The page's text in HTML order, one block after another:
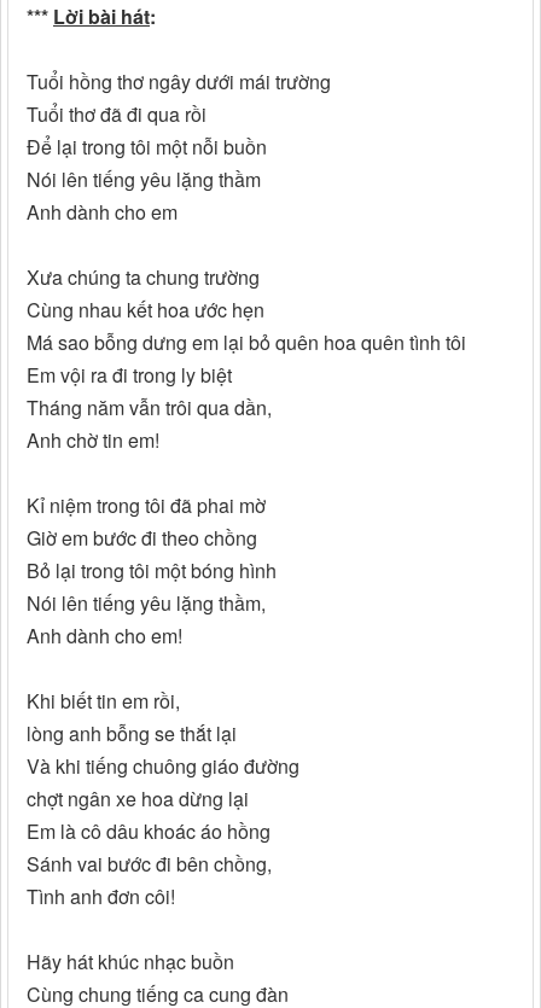
*** Lời bài hát:
Tuổi hồng thơ ngây dưới mái trường
Tuổi thơ đã đi qua rồi
Để lại trong tôi một nỗi buồn
Nói lên tiếng yêu lặng thầm
Anh dành cho em
Xưa chúng ta chung trường
Cùng nhau kết hoa ước hẹn
Má sao bỗng dưng em lại bỏ quên hoa quên tình tôi
Em vội ra đi trong ly biệt
Tháng năm vẫn trôi qua dần,
Anh chờ tin em!
Kỉ niệm trong tôi đã phai mờ
Giờ em bước đi theo chồng
Bỏ lại trong tôi một bóng hình
Nói lên tiếng yêu lặng thầm,
Anh dành cho em!
Khi biết tin em rồi,
lòng anh bỗng se thắt lại
Và khi tiếng chuông giáo đường
chợt ngân xe hoa dừng lại
Em là cô dâu khoác áo hồng
Sánh vai bước đi bên chồng,
Tình anh đơn côi!
Hãy hát khúc nhạc buồn
Cùng chung tiếng ca cung đàn